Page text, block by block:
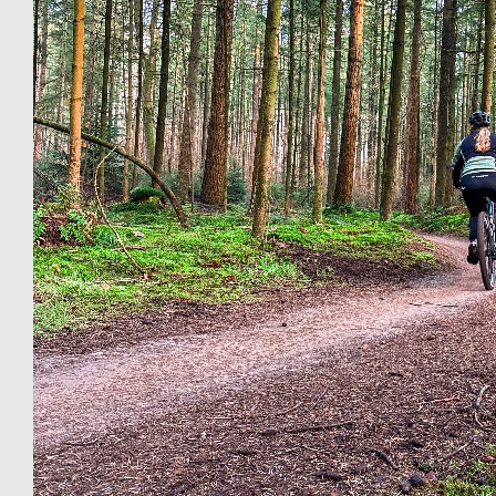
Krista Magré-van Olst
Mooi initiatief, zet ‘m op!